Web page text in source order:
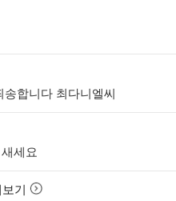
합니다 최다니엘씨
세요
기